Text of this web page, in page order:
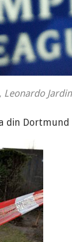
Dortmund